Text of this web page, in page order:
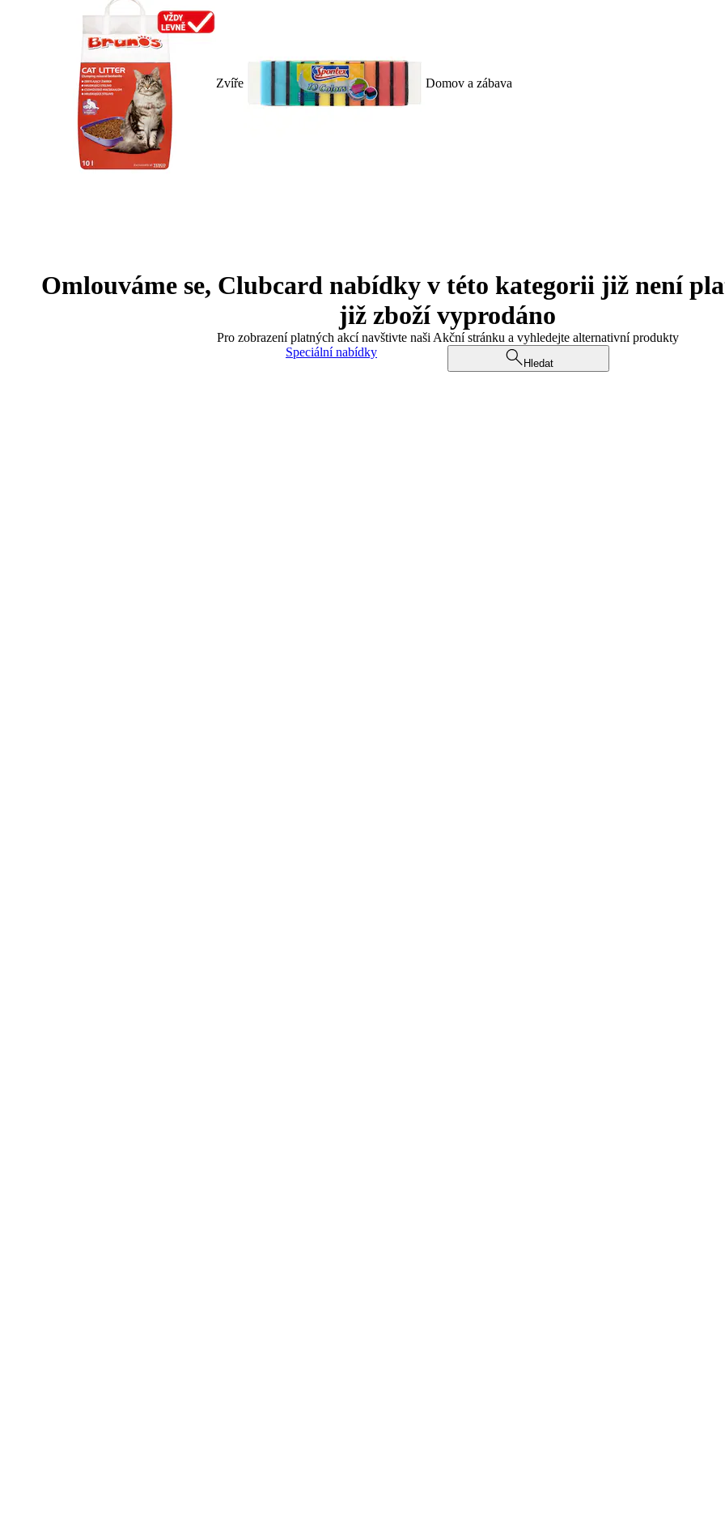
Zvíře Domov a zábava
Omlouváme se, Clubcard nabídky v této kategorii již není
již zboží vyprodáno
Pro zobrazení platných akcí navštivte naši Akční stránku a vyhledejte alternativní produkty
Speciální nabídky
Hledat